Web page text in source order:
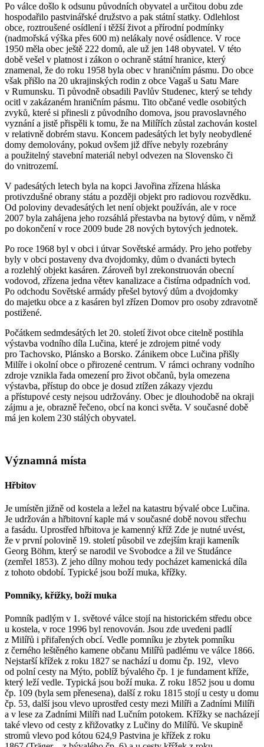
Po válce došlo k odsunu původních obyvatel a určitou dobu zde
hospodařilo pastvinářské družstvo a pak státní statky. Odlehlost
obce, roztroušené osídlení i těžší život a přírodní podmínky
(nadmořská výška přes 600 m) nelákaly nové osídlence. V roce
1950 měla obec ještě 222 domů, ale už jen 148 obyvatel. V této
době vešel v platnost i zákon o ochraně státní hranice, který
znamenal, že do roku 1958 byla obec v hraničním pásmu. Do obce
však přišlo na 20 ukrajinských rodin z obce Vagaš u Satu Mare
v Rumunsku. Ti původně obsadili Pavlův Studenec, který se tehdy
ocitl v zakázaném hraničním pásmu. Tito občané vedle osobitých
zvyků, které si přinesli z původního domova, jsou pravoslavného
vyznání a jistě přispěli k tomu, že na Milířích zůstal zachován kostel
v relativně dobrém stavu. Koncem padesátých let byly neobydlené
domy demolovány, pokud ovšem již dříve nebyly rozebrány
a použitelný stavební materiál nebyl odvezen na Slovensko či
do vnitrozemí.
V padesátých letech byla na kopci Javořina zřízena hláska
protivzdušné obrany státu a později objekt pro radiovou rozvědku.
Od poloviny devadesátých let není objekt používán, ale v roce
2007 byla zahájena jeho rozsáhlá přestavba na bytový dům, v němž
po dokončení v roce 2009 bude 28 nových bytových jednotek.
Po roce 1968 byl v obci i útvar Sovětské armády. Pro jeho potřeby
byly v obci postaveny dva dvojdomky, dům o dvanácti bytech
a rozlehlý objekt kasáren. Zároveň byl zrekonstruován obecní
vodovod, zřízena jedna větev kanalizace a čistírna odpadních vod.
Po odchodu Sovětské armády přešel bytový dům a dvojdomky
do majetku obce a z kasáren byl zřízen Domov pro osoby zdravotně
postižené.
Počátkem sedmdesátých let 20. století život obce citelně postihla
výstavba vodního díla Lučina, které je zdrojem pitné vody
pro Tachovsko, Plánsko a Borsko. Zánikem obce Lučina přišly
Milíře i okolní obce o přirozené centrum. V rámci ochrany vodního
zdroje vznikla řada omezení pro život občanů, byla omezena
výstavba, přístup do obce je dosud ztížen zákazy vjezdu
a přístupové cesty nejsou udržovány. Obec je dlouhodobě na okraji
zájmu a je, obrazně řečeno, obcí na konci světa. V současné době
má jen kolem 230 stálých obyvatel.
Významná místa
Hřbitov
Je umístěn jižně od kostela a ležel na katastru bývalé obce Lučina.
Je udržován a hřbitovní kaple má v současné době novou střechu
a fasádu. Uprostřed hřbitova je kamenný kříž Zde je nutné uvést,
že v první polovině 19. století působil ve zdejším kraji kameník
Georg Böhm, který se narodil ve Svobodce a žil ve Studánce
(zemřel 1853). Z jeho dílny mohou tedy pocházet kamenická díla
z tohoto období. Typické jsou boží muka, křížky.
Pomníky, křížky, boží muka
Pomník padlým v 1. světové válce stojí na historickém středu obce
u kostela, v roce 1996 byl renovován. Jsou zde uvedeni padlí
z Milířů i přifařených obcí. Vedle pomníku je zbytek pomníku
z černého leštěného kamene občanu Milířů padlému ve válce 1866.
Nejstarší křížek z roku 1827 se nachází u domu čp. 192, vlevo
od polní cesty na Mýto, poblíž bývalého čp. 1 je fundament kříže,
který leží vedle. Typická jsou boží muka. Z roku 1852 jsou u domu
čp. 109 (byla sem přenesena), další z roku 1815 stojí u cesty u domu
čp. 53, další jsou vlevo uprostřed cesty mezi Milíři a Zadními Milíři
a v lese za Zadními Milíři nad Lučním potokem. Křížky se nacházejí
také vlevo od cesty z křižovatky z Lučiny do Milířů. Ve skupině
stromů vlevo pod kótou 624,9 Pastvina je křížek z roku